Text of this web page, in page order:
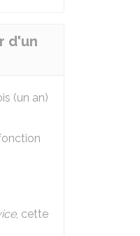
d'un
(un an)
, cette